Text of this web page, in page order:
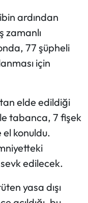
ardından
zamanlı
77 şüpheli
için
elde edildiği
tabanca, 7 fişek
konuldu.
edilecek.
yasa dışı